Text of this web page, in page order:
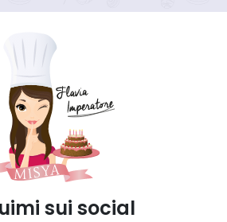
sui social